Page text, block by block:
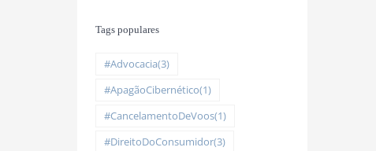
Tags populares
#Advocacia(3)
#ApagãoCibernético(1)
#CancelamentoDeVoos(1)
#DireitoDoConsumidor(3)